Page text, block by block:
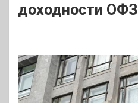
доходности ОФЗ